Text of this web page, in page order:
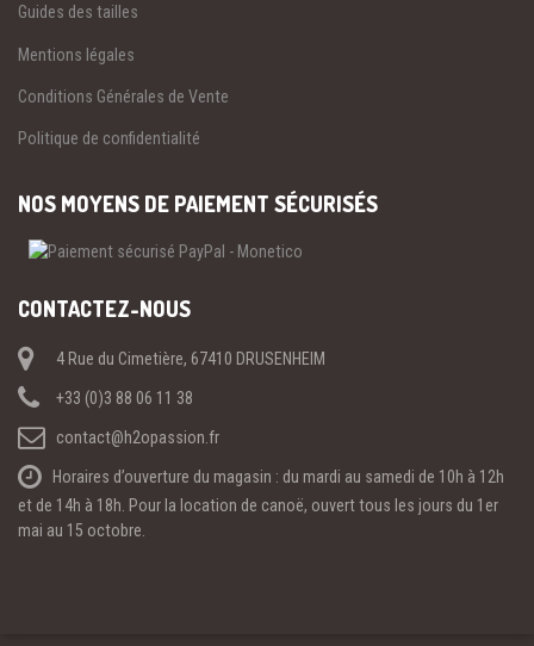
Guides des tailles
Mentions légales
Conditions Générales de Vente
Politique de confidentialité
NOS MOYENS DE PAIEMENT SÉCURISÉS
CONTACTEZ-NOUS
4 Rue du Cimetière, 67410 DRUSENHEIM
+33 (0)3 88 06 11 38
contact@h2opassion.fr
Horaires d’ouverture du magasin : du mardi au samedi de 10h à 12h
et de 14h à 18h. Pour la location de canoë, ouvert tous les jours du 1er
mai au 15 octobre.